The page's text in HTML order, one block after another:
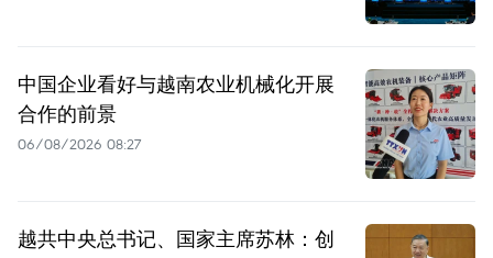
中国企业看好与越南农业机械化开展
合作的前景
06/08/2026 08:27
越共中央总书记、国家主席苏林：创